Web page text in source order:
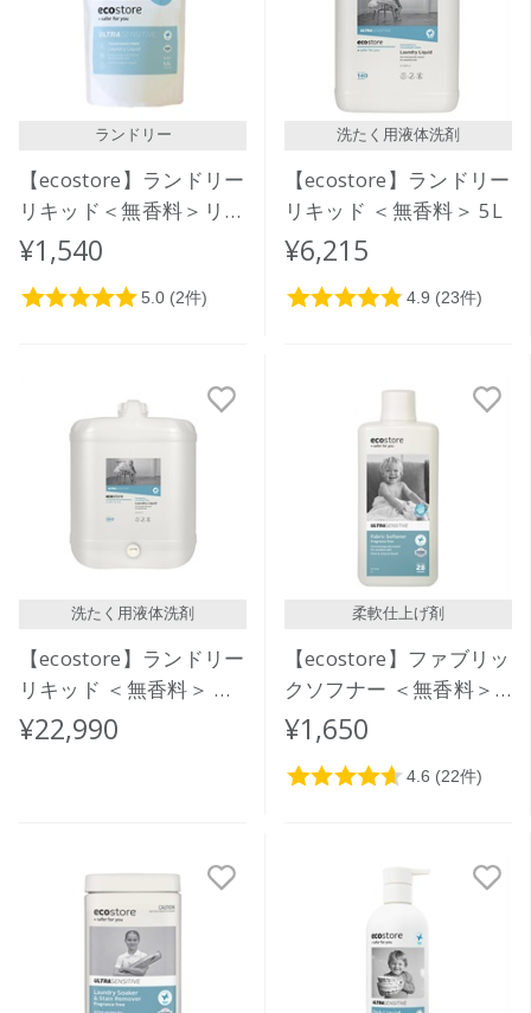
ランドリー
【ecostore】ランドリー
リキッド＜無香料＞リフ
ィルパック1L
¥1,540
洗たく用液体洗剤
【ecostore】ランドリー
リキッド ＜無香料＞ 5L
¥6,215
洗たく用液体洗剤
【ecostore】ランドリー
リキッド ＜無香料＞ バ
ルク 20L
¥22,990
柔軟仕上げ剤
【ecostore】ファブリッ
クソフナー ＜無香料＞
1L
¥1,650